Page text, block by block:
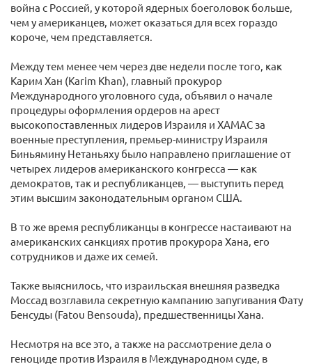
война с Россией, у которой ядерных боеголовок больше,
чем у американцев, может оказаться для всех гораздо
короче, чем представляется.
Между тем менее чем через две недели после того, как
Карим Хан (Karim Khan), главный прокурор
Международного уголовного суда, объявил о начале
процедуры оформления ордеров на арест
высокопоставленных лидеров Израиля и ХАМАС за
военные преступления, премьер-министру Израиля
Биньямину Нетаньяху было направлено приглашение от
четырех лидеров американского конгресса — как
демократов, так и республиканцев, — выступить перед
этим высшим законодательным органом США.
В то же время республиканцы в конгрессе настаивают на
американских санкциях против прокурора Хана, его
сотрудников и даже их семей.
Также выяснилось, что израильская внешняя разведка
Моссад возглавила секретную кампанию запугивания Фату
Бенсуды (Fatou Bensouda), предшественницы Хана.
Несмотря на все это, а также на рассмотрение дела о
геноциде против Израиля в Международном суде, в